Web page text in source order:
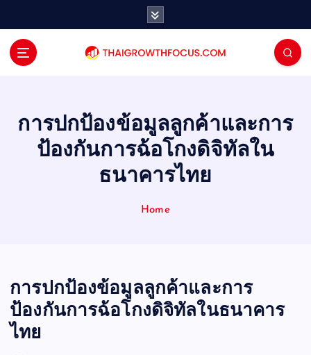
การปกป้องข้อมูลลูกค้าและการ
ป้องกันการฉ้อโกงดิจิทัลใน
ธนาคารไทย
Home
การปกป้องข้อมูลลูกค้าและการ
ป้องกันการฉ้อโกงดิจิทัลในธนาคาร
ไทย